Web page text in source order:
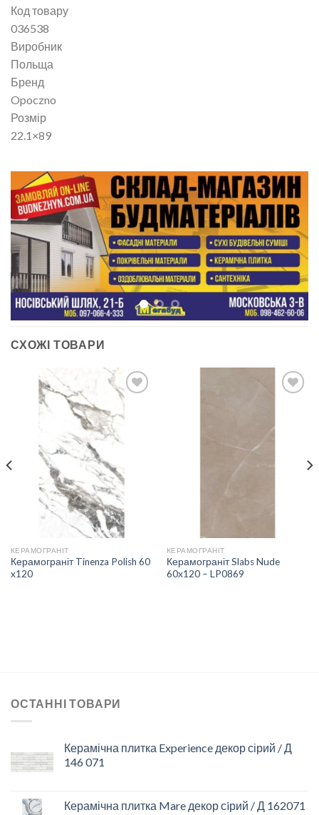
Код товару
036538
Виробник
Польща
Бренд
Opoczno
Розмір
22.1×89
СХОЖІ ТОВАРИ
ДОДАТИ
ДО
СПИСКУ
БАЖАНЬ
КЕРАМОГРАНІТ
Керамограніт Tinenza Polish 60
x120
ДОДАТИ
КЕРАМОГРАНІТ
Керамограніт Slabs Nude
60х120 – LP0869
ОСТАННІ ТОВАРИ
Керамічна плитка Experience декор сірий / Д
146 071
Керамічна плитка Mare декор сiрий / Д 162071